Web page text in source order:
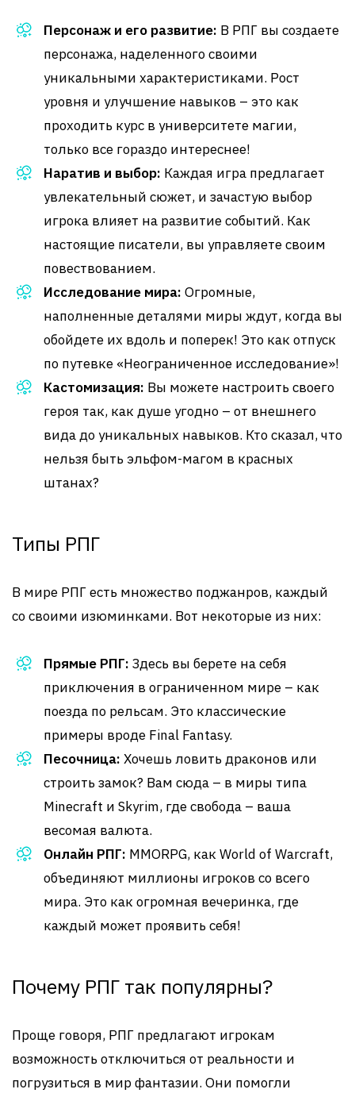
Персонаж и его развитие: В РПГ вы создаете
персонажа, наделенного своими
уникальными характеристиками. Рост
уровня и улучшение навыков – это как
проходить курс в университете магии,
только все гораздо интереснее!
Наратив и выбор: Каждая игра предлагает
увлекательный сюжет, и зачастую выбор
игрока влияет на развитие событий. Как
настоящие писатели, вы управляете своим
повествованием.
Исследование мира: Огромные,
наполненные деталями миры ждут, когда вы
обойдете их вдоль и поперек! Это как отпуск
по путевке «Неограниченное исследование»!
Кастомизация: Вы можете настроить своего
героя так, как душе угодно – от внешнего
вида до уникальных навыков. Кто сказал, что
нельзя быть эльфом-магом в красных
штанах?
Типы РПГ
В мире РПГ есть множество поджанров, каждый
со своими изюминками. Вот некоторые из них:
Прямые РПГ: Здесь вы берете на себя
приключения в ограниченном мире – как
поезда по рельсам. Это классические
примеры вроде Final Fantasy.
Песочница: Хочешь ловить драконов или
строить замок? Вам сюда – в миры типа
Minecraft и Skyrim, где свобода – ваша
весомая валюта.
Онлайн РПГ: MMORPG, как World of Warcraft,
объединяют миллионы игроков со всего
мира. Это как огромная вечеринка, где
каждый может проявить себя!
Почему РПГ так популярны?
Проще говоря, РПГ предлагают игрокам
возможность отключиться от реальности и
погрузиться в мир фантазии. Они помогли